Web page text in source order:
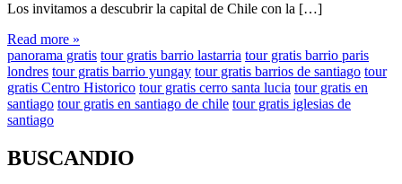
Los invitamos a descubrir la capital de Chile con la […]
Read more »
panorama gratis tour gratis barrio lastarria tour gratis barrio paris
londres tour gratis barrio yungay tour gratis barrios de santiago tour
gratis Centro Historico tour gratis cerro santa lucia tour gratis en
santiago tour gratis en santiago de chile tour gratis iglesias de
santiago
BUSCANDIO